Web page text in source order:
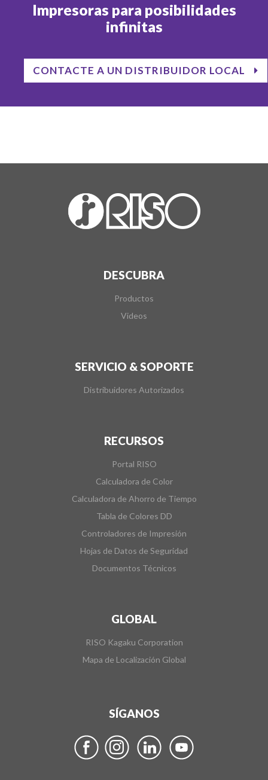
Impresoras para posibilidades
infinitas
CONTACTE A UN DISTRIBUIDOR LOCAL
DESCUBRA
Productos
Videos
SERVICIO & SOPORTE
Distribuidores Autorizados
RECURSOS
Portal RISO
Calculadora de Color
Calculadora de Ahorro de Tiempo
Tabla de Colores DD
Controladores de Impresión
Hojas de Datos de Seguridad
Documentos Técnicos
GLOBAL
RISO Kagaku Corporation
Mapa de Localización Global
SÍGANOS